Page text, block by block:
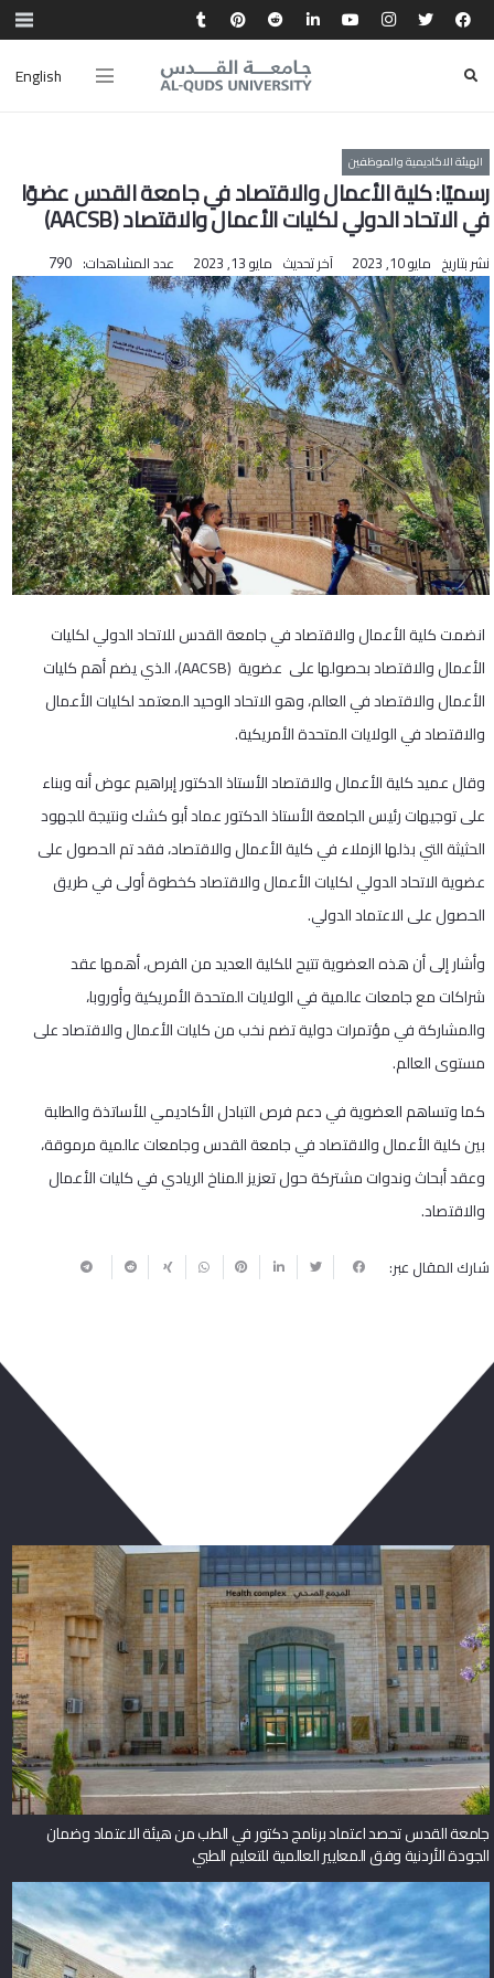
English
الهيئة الاكاديمية والموظفين
رسميًا: كلية الأعمال والاقتصاد في جامعة القدس عضوًا
في الاتحاد الدولي لكليات الأعمال والاقتصاد (AACSB)
نشر بتاريخ مايو 10, 2023 آخر تحديث مايو 13, 2023 عدد المشاهدات: 790
انضمت كلية الأعمال والاقتصاد في جامعة القدس للاتحاد الدولي لكليات
الأعمال والاقتصاد بحصولها على عضوية (AACSB)، الذي يضم أهم كليات
الأعمال والاقتصاد في العالم، وهو الاتحاد الوحيد المعتمد لكليات الأعمال
والاقتصاد في الولايات المتحدة الأمريكية.
وقال عميد كلية الأعمال والاقتصاد الأستاذ الدكتور إبراهيم عوض أنه وبناء
على توجيهات رئيس الجامعة الأستاذ الدكتور عماد أبو كشك ونتيجة للجهود
الحثيثة التي بذلها الزملاء في كلية الأعمال والاقتصاد، فقد تم الحصول على
عضوية الاتحاد الدولي لكليات الأعمال والاقتصاد كخطوة أولى في طريق
الحصول على الاعتماد الدولي.
وأشار إلى أن هذه العضوية تتيح للكلية العديد من الفرص، أهمها عقد
شراكات مع جامعات عالمية في الولايات المتحدة الأمريكية وأوروبا،
والمشاركة في مؤتمرات دولية تضم نخب من كليات الأعمال والاقتصاد على
مستوى العالم.
كما وتساهم العضوية في دعم فرص التبادل الأكاديمي للأساتذة والطلبة
بين كلية الأعمال والاقتصاد في جامعة القدس وجامعات عالمية مرموقة،
وعقد أبحاث وندوات مشتركة حول تعزيز المناخ الريادي في كليات الأعمال
والاقتصاد.
شارك المقال عبر:
جامعة القدس تحصد اعتماد برنامج دكتور في الطب من هيئة الاعتماد وضمان
الجودة الأردنية وفق المعايير العالمية للتعليم الطبي